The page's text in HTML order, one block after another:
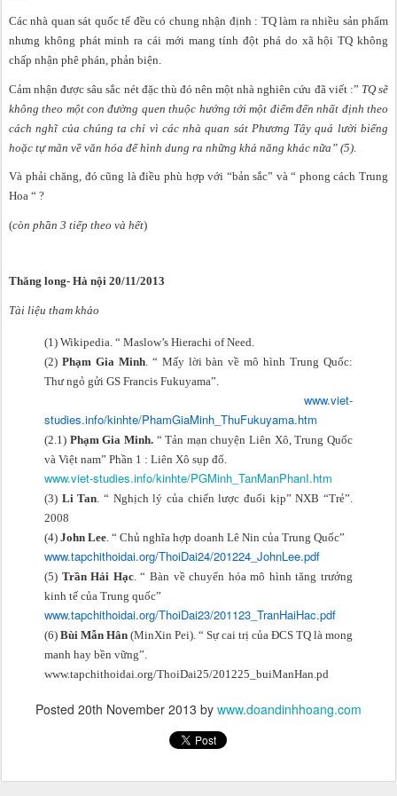
Các nhà quan sát quốc tế đều có chung nhận định : TQ làm ra nhiều sản phẩm
nhưng không phát minh ra cái mới mang tính đột phá do xã hội TQ không
chấp nhận phê phán, phản biện.
Cảm nhận được sâu sắc nét đặc thù đó nên một nhà nghiên cứu đã viết :” TQ sẽ
không theo một con đường quen thuộc hướng tới một điểm đến nhất định theo
cách nghĩ của chúng ta chỉ vì các nhà quan sát Phương Tây quá lười biếng
hoặc tự mãn về văn hóa để hình dung ra những khả năng khác nữa” (5).
Và phải chăng, đó cũng là điều phù hợp với “bản sắc” và “ phong cách Trung
Hoa “ ?
(còn phần 3 tiếp theo và hết)
Thăng long- Hà nội 20/11/2013
Tài liệu tham khảo
(1) Wikipedia. “ Maslow’s Hierachi of Need.
(2) Phạm Gia Minh. “ Mấy lời bàn về mô hình Trung Quốc:
Thư ngỏ gửi GS Francis Fukuyama”.
www.viet-
studies.info/kinhte/PhamGiaMinh_ThuFukuyama.htm
(2.1) Phạm Gia Minh.“ Tản mạn chuyện Liên Xô, Trung Quốc
và Việt nam” Phần 1 : Liên Xô sụp đổ.
www.viet-studies.info/kinhte/PGMinh_TanManPhanI.htm
(3) Li Tan. “ Nghịch lý của chiến lược đuổi kịp” NXB “Trẻ”.
2008
(4) John Lee. “ Chủ nghĩa hợp doanh Lê Nin của Trung Quốc”
www.tapchithoidai.org/ThoiDai24/201224_JohnLee.pdf
(5) Trần Hải Hạc. “ Bàn về chuyển hóa mô hình tăng trưởng
kinh tế của Trung quốc”
www.tapchithoidai.org/ThoiDai23/201123_TranHaiHac.pdf
(6) Bùi Mẫn Hân (MinXin Pei). “ Sự cai trị của ĐCS TQ là mong
manh hay bền vững”.
www.tapchithoidai.org/ThoiDai25/201225_buiManHan.pd
Posted 20th November 2013 by www.doandinhhoang.com